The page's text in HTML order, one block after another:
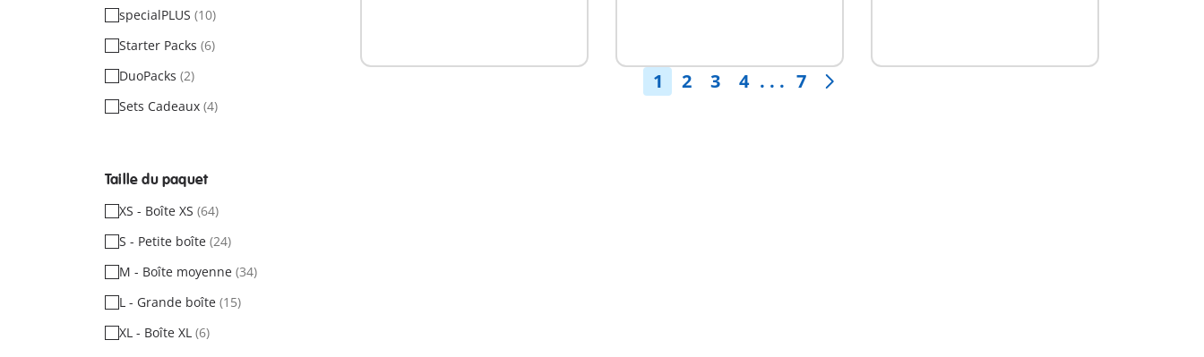
specialPLUS (10)
Starter Packs (6)
DuoPacks (2)
Sets Cadeaux (4)
Taille du paquet
XS - Boîte XS (64)
S - Petite boîte (24)
M - Boîte moyenne (34)
L - Grande boîte (15)
XL - Boîte XL (6)
1 2 3 4 . . . 7